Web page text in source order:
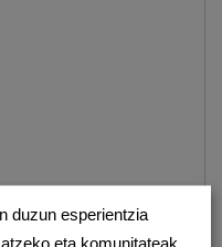
duzun esperientzia
eta komunitateak